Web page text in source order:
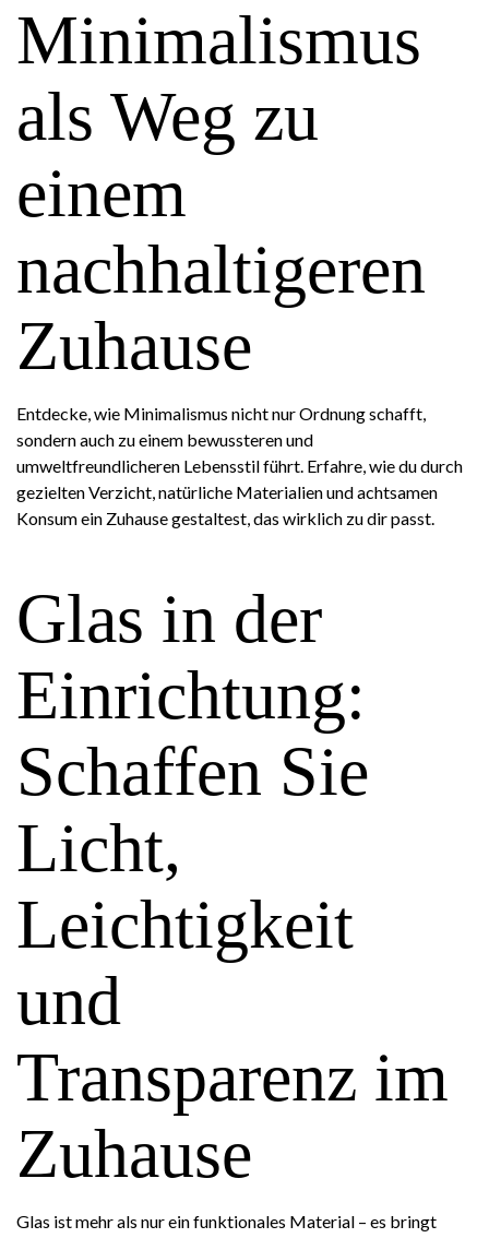
Minimalismus
als Weg zu
einem
nachhaltigeren
Zuhause
Entdecke, wie Minimalismus nicht nur Ordnung schafft,
sondern auch zu einem bewussteren und
umweltfreundlicheren Lebensstil führt. Erfahre, wie du durch
gezielten Verzicht, natürliche Materialien und achtsamen
Konsum ein Zuhause gestaltest, das wirklich zu dir passt.
Glas in der
Einrichtung:
Schaffen Sie
Licht,
Leichtigkeit
und
Transparenz im
Zuhause
Glas ist mehr als nur ein funktionales Material – es bringt